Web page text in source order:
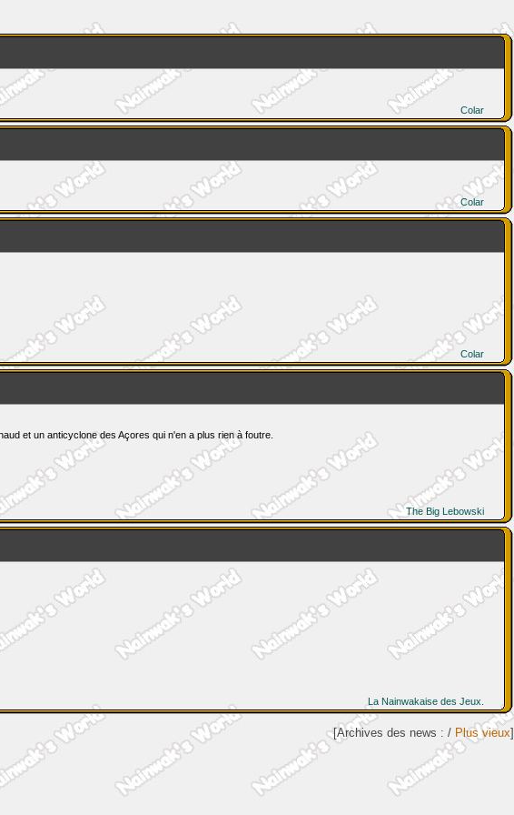
Colar
Colar
Colar
et un anticyclone des Açores qui n'en a plus rien à foutre.
The Big Lebowski
La Nainwakaise des Jeux.
[Archives des news : / Plus vieux]